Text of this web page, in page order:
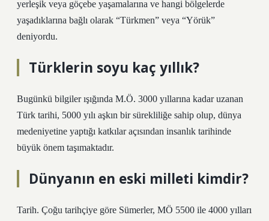
yerleşik veya göçebe yaşamalarına ve hangi bölgelerde
yaşadıklarına bağlı olarak “Türkmen” veya “Yörük”
deniyordu.
Türklerin soyu kaç yıllık?
Bugünkü bilgiler ışığında M.Ö. 3000 yıllarına kadar uzanan
Türk tarihi, 5000 yılı aşkın bir sürekliliğe sahip olup, dünya
medeniyetine yaptığı katkılar açısından insanlık tarihinde
büyük önem taşımaktadır.
Dünyanın en eski milleti kimdir?
Tarih. Çoğu tarihçiye göre Sümerler, MÖ 5500 ile 4000 yılları